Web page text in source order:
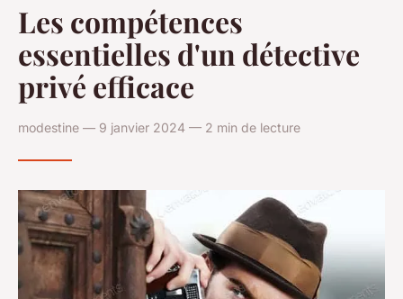
Les compétences
essentielles d'un détective
privé efficace
modestine — 9 janvier 2024 — 2 min de lecture